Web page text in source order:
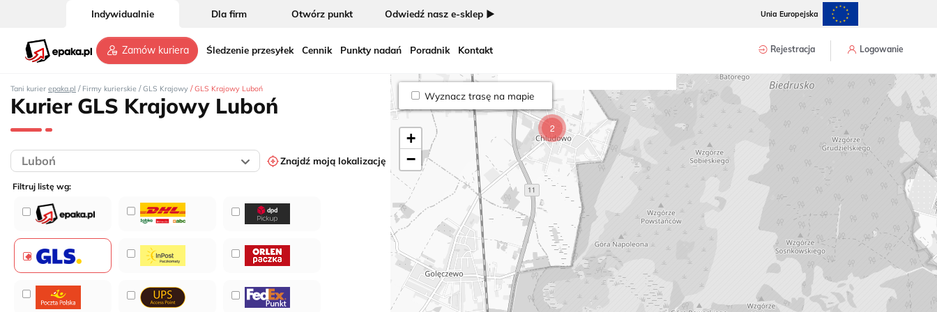
Indywidualnie Dla firm Otwórz punkt Odwiedź nasz e-sklep ► Unia Europejska
Zamów kuriera Śledzenie przesyłek Cennik Punkty nadań Poradnik Kontakt Rejestracja Logowanie
Tani kurier epaka.pl / Firmy kurierskie / GLS Krajowy / GLS Krajowy Luboń
Kurier GLS Krajowy Luboń
Znajdź moją lokalizację
Filtruj listę wg:
Wyznacz trasę na mapie
2
+
−